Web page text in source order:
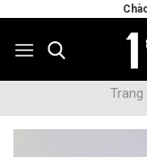
content
Trang